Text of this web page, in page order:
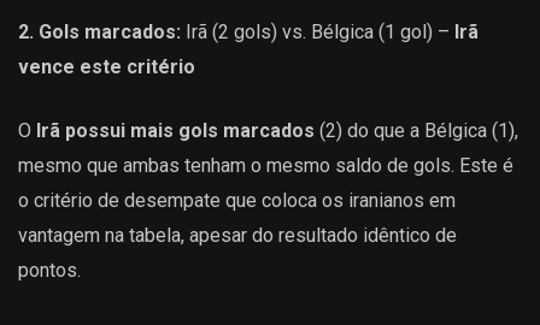
2. Gols marcados: Irã (2 gols) vs. Bélgica (1 gol) – Irã
vence este critério
O Irã possui mais gols marcados (2) do que a Bélgica (1),
mesmo que ambas tenham o mesmo saldo de gols. Este é
o critério de desempate que coloca os iranianos em
vantagem na tabela, apesar do resultado idêntico de
pontos.